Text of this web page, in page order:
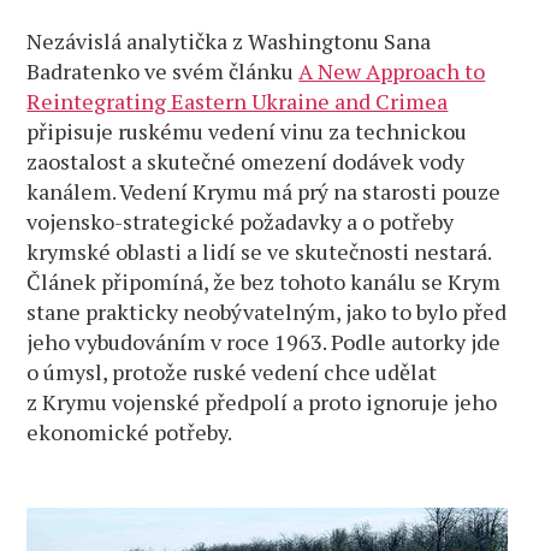
Nezávislá analytička z Washingtonu Sana
Badratenko ve svém článkuA New Approach to
Reintegrating Eastern Ukraine and Crimea
připisuje ruskému vedení vinu za technickou
zaostalost a skutečné omezení dodávek vody
kanálem. Vedení Krymu má prý na starosti pouze
vojensko-strategické požadavky a o potřeby
krymské oblasti a lidí se ve skutečnosti nestará.
Článek připomíná, že bez tohoto kanálu se Krym
stane prakticky neobývatelným, jako to bylo před
jeho vybudováním v roce 1963. Podle autorky jde
o úmysl, protože ruské vedení chce udělat
z Krymu vojenské předpolí a proto ignoruje jeho
ekonomické potřeby.